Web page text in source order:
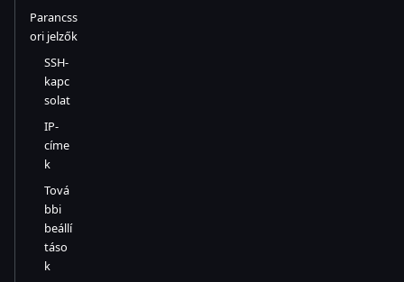
Parancss
ori jelzők
SSH-
kapc
solat
IP-
címe
k
Tová
bbi
beállí
táso
k